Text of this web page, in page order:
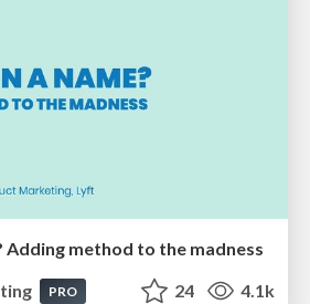
Adding method to the madness
PRO 24 4.1k